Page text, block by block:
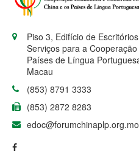
Piso 3, Edifício de
Serviços para a
Países de Língua
Macau
(853) 8791 3333
(853) 2872 8283
edoc@forumchinaplp.org.mo